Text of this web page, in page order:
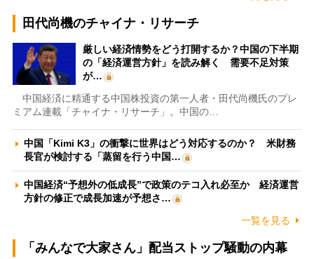
田代尚機のチャイナ・リサーチ
厳しい経済情勢をどう打開するか？中国の下半期
の「経済運営方針」を読み解く 需要不足対策
が…
中国経済に精通する中国株投資の第一人者・田代尚機氏のプレ
ミアム連載「チャイナ・リサーチ」。中国の…
中国「Kimi K3」の衝撃に世界はどう対応するのか？ 米財務
長官が検討する「蒸留を行う中国…
中国経済“予想外の低成長”で政策のテコ入れ必至か 経済運営
方針の修正で成長加速が予想さ…
一覧を見る
「みんなで大家さん」配当ストップ騒動の内幕